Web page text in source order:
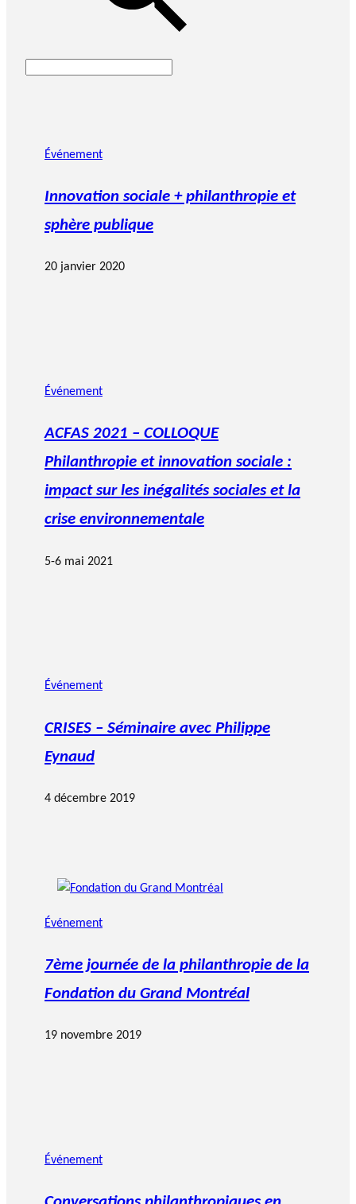
Événement
Innovation sociale + philanthropie et
sphère publique
20 janvier 2020
Événement
ACFAS 2021 – COLLOQUE
Philanthropie et innovation sociale :
impact sur les inégalités sociales et la
crise environnementale
5-6 mai 2021
Événement
CRISES – Séminaire avec Philippe
Eynaud
4 décembre 2019
Événement
7ème journée de la philanthropie de la
Fondation du Grand Montréal
19 novembre 2019
Événement